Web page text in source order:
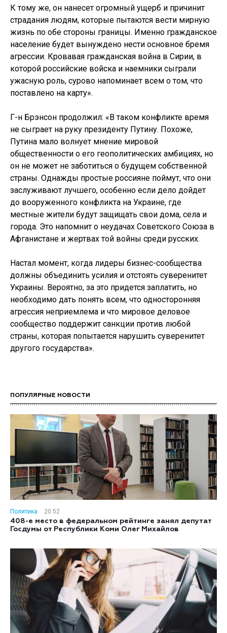
К тому же, он нанесет огромный ущерб и причинит
страдания людям, которые пытаются вести мирную
жизнь по обе стороны границы. Именно гражданское
население будет вынуждено нести основное бремя
агрессии. Кровавая гражданская война в Сирии, в
которой российские войска и наемники сыграли
ужасную роль, сурово напоминает всем о том, что
поставлено на карту».
Г-н Брэнсон продолжил: «В таком конфликте время
не сыграет на руку президенту Путину. Похоже,
Путина мало волнует мнение мировой
общественности о его геополитических амбициях, но
он не может не заботиться о будущем собственной
страны. Однажды простые россияне поймут, что они
заслуживают лучшего, особенно если дело дойдет
до вооруженного конфликта на Украине, где
местные жители будут защищать свои дома, села и
города. Это напомнит о неудачах Советского Союза в
Афганистане и жертвах той войны среди русских.
Настал момент, когда лидеры бизнес-сообщества
должны объединить усилия и отстоять суверенитет
Украины. Вероятно, за это придется заплатить, но
необходимо дать понять всем, что односторонняя
агрессия неприемлема и что мировое деловое
сообщество поддержит санкции против любой
страны, которая попытается нарушить суверенитет
другого государства».
ПОПУЛЯРНЫЕ НОВОСТИ
Политика
20:52
408-е место в федеральном рейтинге занял депутат
Госдумы от Республики Коми Олег Михайлов